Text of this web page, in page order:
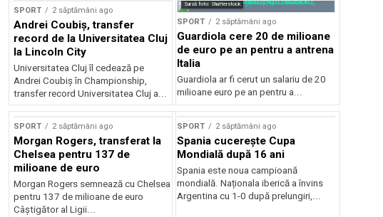
SPORT 2 săptămâni ago
Andrei Coubiș, transfer
record de la Universitatea Cluj
la Lincoln City
Universitatea Cluj îl cedează pe
Andrei Coubiș în Championship,
transfer record Universitatea Cluj a...
Sursă foto: Shutterstock
SPORT 2 săptămâni ago
Guardiola cere 20 de milioane
de euro pe an pentru a antrena
Italia
Guardiola ar fi cerut un salariu de 20
milioane euro pe an pentru a...
SPORT 2 săptămâni ago
Morgan Rogers, transferat la
Chelsea pentru 137 de
milioane de euro
Morgan Rogers semnează cu Chelsea
pentru 137 de milioane de euro
Câștigător al Ligii...
SPORT 2 săptămâni ago
Spania cucerește Cupa
Mondială după 16 ani
Spania este noua campioană
mondială. Naționala iberică a învins
Argentina cu 1-0 după prelungiri,...